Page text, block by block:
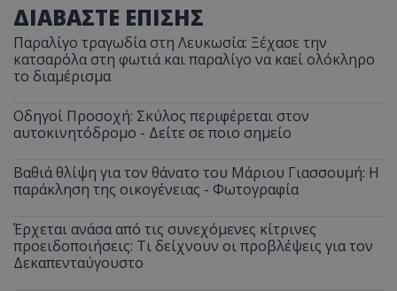
ΔΙΑΒΑΣΤΕ ΕΠΙΣΗΣ
Παραλίγο τραγωδία στη Λευκωσία: Ξέχασε την
κατσαρόλα στη φωτιά και παραλίγο να καεί ολόκληρο
το διαμέρισμα
Οδηγοί Προσοχή: Σκύλος περιφέρεται στον
αυτοκινητόδρομο - Δείτε σε ποιο σημείο
Βαθιά θλίψη για τον θάνατο του Μάριου Γιασσουμή: Η
παράκληση της οικογένειας - Φωτογραφία
Έρχεται ανάσα από τις συνεχόμενες κίτρινες
προειδοποιήσεις: Τι δείχνουν οι προβλέψεις για τον
Δεκαπενταύγουστο